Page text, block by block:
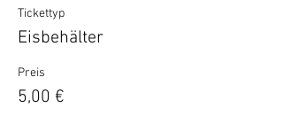
Tickettyp
Eisbehälter
Preis
5,00 €